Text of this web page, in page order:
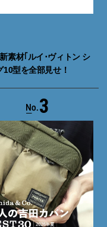
素材｢ルイ･ヴィトン シ
型を全部見せ！
3